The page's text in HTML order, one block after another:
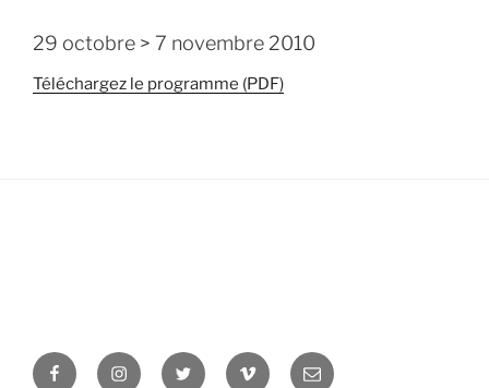
29 octobre > 7 novembre 2010
Téléchargez le programme (PDF)
FacebookInstagramTwitter Vimeo Newsletter